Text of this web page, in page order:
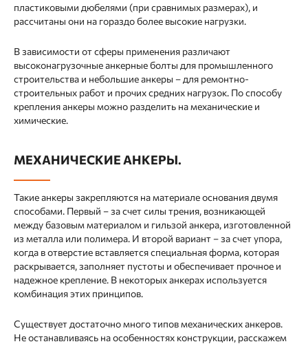
пластиковыми дюбелями (при сравнимых размерах), и
рассчитаны они на гораздо более высокие нагрузки.
В зависимости от сферы применения различают
высоконагрузочные анкерные болты для промышленного
строительства и небольшие анкеры – для ремонтно-
строительных работ и прочих средних нагрузок. По способу
крепления анкеры можно разделить на механические и
химические.
МЕХАНИЧЕСКИЕ АНКЕРЫ.
Такие анкеры закрепляются на материале основания двумя
способами. Первый – за счет силы трения, возникающей
между базовым материалом и гильзой анкера, изготовленной
из металла или полимера. И второй вариант – за счет упора,
когда в отверстие вставляется специальная форма, которая
раскрывается, заполняет пустоты и обеспечивает прочное и
надежное крепление. В некоторых анкерах используется
комбинация этих принципов.
Существует достаточно много типов механических анкеров.
Не останавливаясь на особенностях конструкции, расскажем